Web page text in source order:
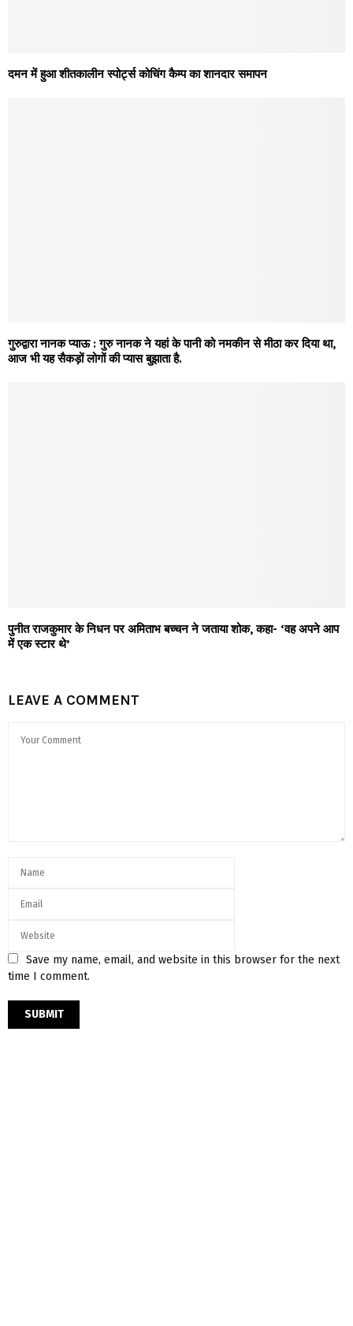
दमन में हुआ शीतकालीन स्पोर्ट्स कोचिंग कैम्प का शानदार समापन
गुरुद्वारा नानक प्याऊ : गुरु नानक ने यहां के पानी को नमकीन से मीठा कर दिया था,
आज भी यह सैकड़ों लोगों की प्यास बुझाता है.
पुनीत राजकुमार के निधन पर अमिताभ बच्चन ने जताया शोक, कहा- ‘वह अपने आप
में एक स्टार थे’
LEAVE A COMMENT
Save my name, email, and website in this browser for the next
time I comment.